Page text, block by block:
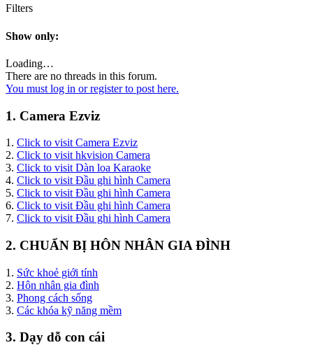
Filters
Show only:
Loading…
There are no threads in this forum.
You must log in or register to post here.
1. Camera Ezviz
1. Click to visit Camera Ezviz
2. Click to visit hkvision Camera
3. Click to visit Dàn loa Karaoke
4. Click to visit Đầu ghi hình Camera
5. Click to visit Đầu ghi hình Camera
6. Click to visit Đầu ghi hình Camera
7. Click to visit Đầu ghi hình Camera
2. CHUẨN BỊ HÔN NHÂN GIA ĐÌNH
1. Sức khoẻ giới tính
2. Hôn nhân gia đình
3. Phong cách sống
3. Các khóa kỹ năng mềm
3. Dạy dỗ con cái